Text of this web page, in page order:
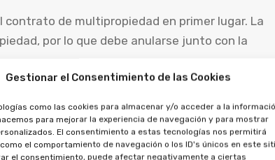
Gestionar el Consentimiento de las Cookies
como las cookies para almacenar y/o acceder a la
para mejorar la experiencia de navegación y para mostrar
El consentimiento a estas tecnologías nos permitirá
el comportamiento de navegación o los ID's únicos en este
el consentimiento, puede afectar negativamente a ciertas
de multipropiedad en primer lugar. La
por lo que debe anularse junto con la
solicitar la anulación del crédito, ya que
las cantidades pagadas, por la financiación y